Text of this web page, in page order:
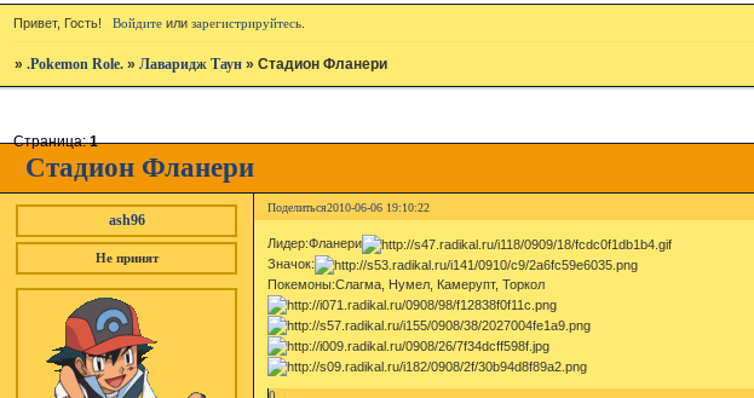
Привет, Гость! Войдитеили зарегистрируйтесь.
».Pokemon Role. »Лаваридж Таун »Стадион Фланери
Стадион Фланери
Страница:1
Поделиться2010-06-06 19:10:22
ash96
Не принят
Лидер:Фланери
Значок:
Покемоны:Слагма, Нумел, Камерупт, Торкол